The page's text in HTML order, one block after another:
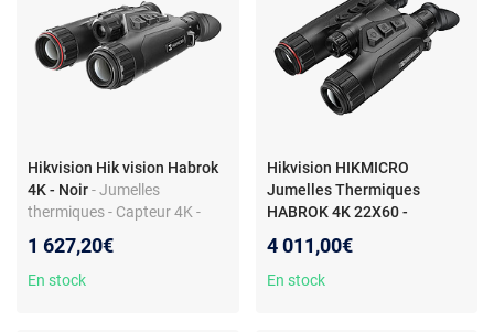
Hikvision Hik vision Habrok
4K - Noir- Jumelles
thermiques - Capteur 4K -
1 627,20€
En stock
Hikvision HIKMICRO
Jumelles Thermiques
HABROK 4K 22X60 -
Jumelles Thermiques
HABROK 4K 22X60 -
4 011,00€
En stock